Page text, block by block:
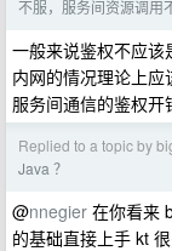
不服，服务间资源调用
一般来说鉴权不应
内网的情况理论上
服务间通信的鉴权开
Replied to a topic by
Java ？
@nnegier 在你看来
的基础直接上手 kt